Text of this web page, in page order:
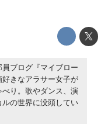
ブログ『マイブロー
好きなアラサー女子が
り。歌やダンス、演
の世界に没頭してい